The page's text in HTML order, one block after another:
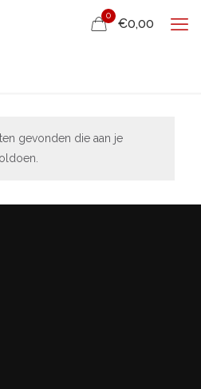
0
€0,00
gevonden die aan je